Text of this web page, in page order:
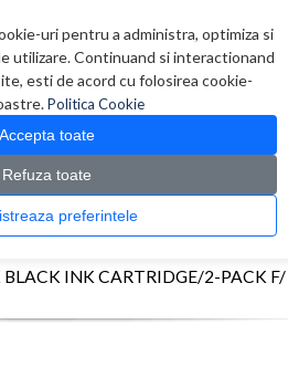
uri pentru a administra, optimiza si
utilizare. Continuand si interactionand
esti de acord cu folosirea cookie-
Politica Cookie
Accepta toate
Refuza toate
Administreaza preferintele
0 produs(e)
> Inkjet > Cartus Canon BCI-15 BLK BLACK
INK CARTRIDGE/2-PACK F/